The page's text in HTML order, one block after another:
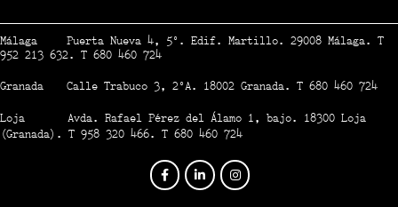
Málaga Puerta Nueva 4, 5º. Edif. Martillo. 29008 Málaga. T
952 213 632. T 680 460 724
Granada Calle Trabuco 3, 2ºA. 18002 Granada. T 680 460 724
Loja Avda. Rafael Pérez del Álamo 1, bajo. 18300 Loja
(Granada). T 958 320 466. T 680 460 724